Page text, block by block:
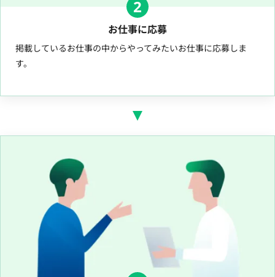
2
お仕事に応募
掲載しているお仕事の中からやってみたいお仕事に応募しま
す。